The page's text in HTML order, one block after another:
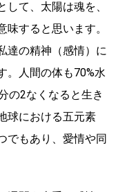
て、太陽は魂を、
すると思います。
達の精神（感情）に
。人間の体も70%水
の2なくなると生き
球における五元素
もあり、愛情や同